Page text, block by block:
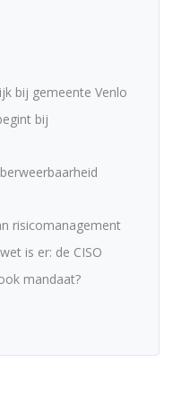
bij gemeente Venlo
bij
risicomanagement
is er: de CISO
mandaat?